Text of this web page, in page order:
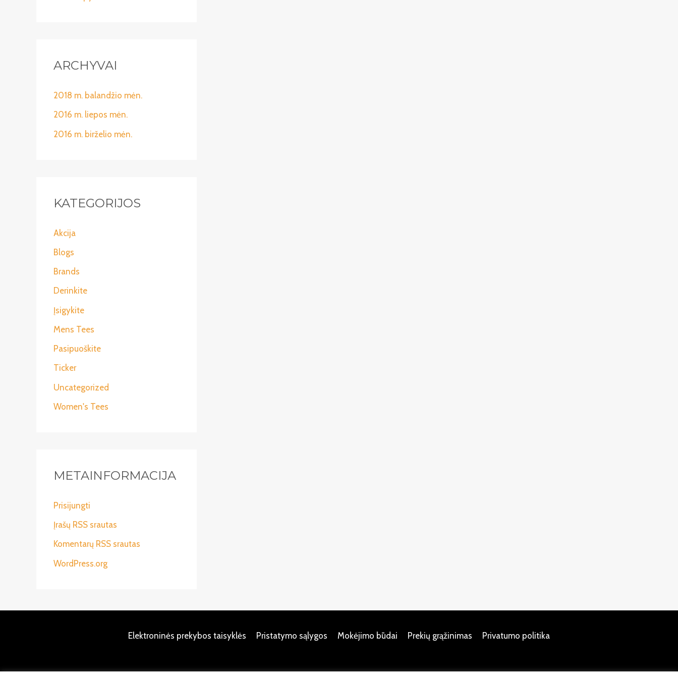
ARCHYVAI
2018 m. balandžio mėn.
2016 m. liepos mėn.
2016 m. birželio mėn.
KATEGORIJOS
Akcija
Blogs
Brands
Derinkite
Įsigykite
Mens Tees
Pasipuoškite
Ticker
Uncategorized
Women's Tees
METAINFORMACIJA
Prisijungti
Įrašų RSS srautas
Komentarų RSS srautas
WordPress.org
Elektroninės prekybos taisyklės Pristatymo sąlygos Mokėjimo būdai Prekių grąžinimas Privatumo politika